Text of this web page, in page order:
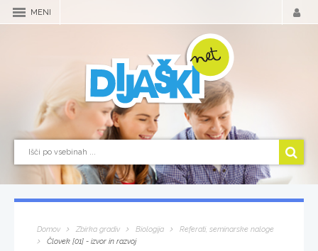
MENI
Domov Zbirka gradiv Biologija
Referati, seminarske naloge
Človek [01] - izvor in razvoj